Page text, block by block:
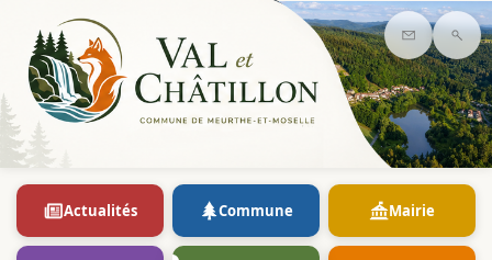
Contact
Actualités Commune Mairie